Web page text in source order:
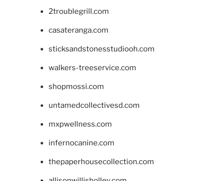
2troublegrill.com
casateranga.com
sticksandstonesstudiooh.com
walkers-treeservice.com
shopmossi.com
untamedcollectivesd.com
mxpwellness.com
infernocanine.com
thepaperhousecollection.com